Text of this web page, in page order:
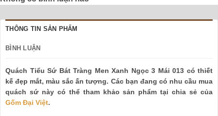
THÔNG TIN SẢN PHẨM
BÌNH LUẬN
Quách Tiểu Sứ Bát Tràng Men Xanh Ngọc 3 Mái 013 có thiết
kế đẹp mắt, màu sắc ấn tượng. Các bạn đang có nhu cầu mua
quách sứ này có thể tham khảo sản phẩm tại chia sẻ của
Gốm Đại Việt.